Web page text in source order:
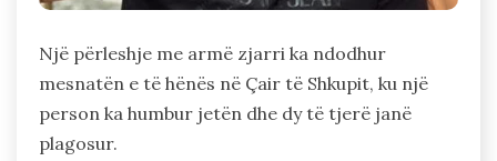
Një përleshje me armë zjarri ka ndodhur
mesnatën e të hënës në Çair të Shkupit, ku një
person ka humbur jetën dhe dy të tjerë janë
plagosur.